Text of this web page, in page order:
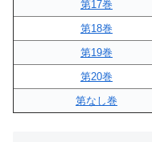
第17巻
第18巻
第19巻
第20巻
第なし巻